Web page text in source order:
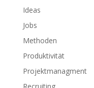
Ideas
Jobs
Methoden
Produktivität
Projektmanagment